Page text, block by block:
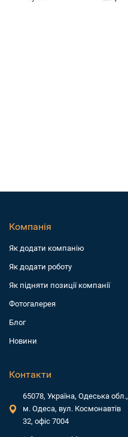
Компанія
Як додати компанiю
Як додати роботу
Як підняти позиції компанії
Фотогалерея
Блог
Новини
Контакти
65078, Україна, Одеська обл.,
м. Одеса, вул. Космонавтів
32, офіс 7004